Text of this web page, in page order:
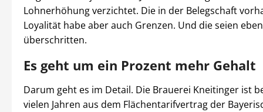
Lohnerhöhung verzichtet. Die in der Belegschaft
Loyalität habe aber auch Grenzen. Und die seien
überschritten.
Es geht um ein Prozent mehr Gehalt
Darum geht es im Detail. Die Brauerei Kneitinger ist
vielen Jahren aus dem Flächentarifvertrag der